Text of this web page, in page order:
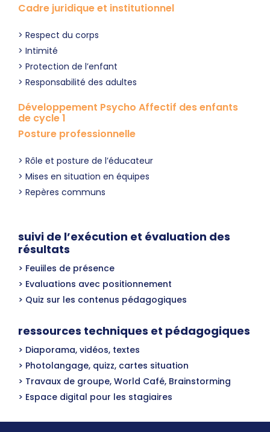
Cadre juridique et institutionnel
Respect du corps
Intimité
Protection de l’enfant
Responsabilité des adultes
Développement Psycho Affectif des enfants
de cycle 1
Posture professionnelle
Rôle et posture de l’éducateur
Mises en situation en équipes
Repères communs
suivi de l’exécution et évaluation des
résultats
Feuiiles de présence
Evaluations avec positionnement
Quiz sur les contenus pédagogiques
ressources techniques et pédagogiques
Diaporama, vidéos, textes
Photolangage, quizz, cartes situation
Travaux de groupe, World Café, Brainstorming
Espace digital pour les stagiaires